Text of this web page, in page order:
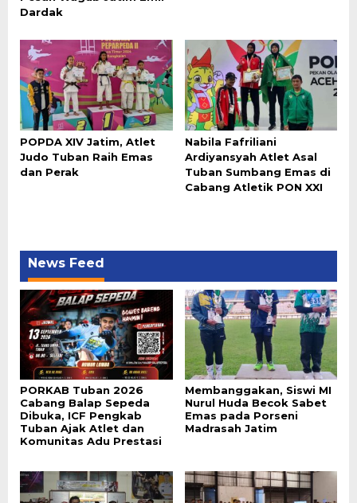
Dardak
POPDA XIV Jatim, Atlet
Judo Tuban Raih Emas
dan Perak
Nabila Fafriliani
Ardiyansyah Atlet Asal
Tuban Sumbang Emas di
Cabang Atletik PON XXI
News Feed
PORKAB Tuban 2026
Cabang Balap Sepeda
Dibuka, ICF Pengkab
Tuban Ajak Atlet dan
Komunitas Adu Prestasi
Membanggakan, Siswi MI
Nurul Huda Becok Sabet
Emas pada Porseni
Madrasah Jatim